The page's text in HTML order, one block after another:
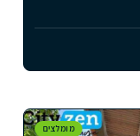
מומלצים